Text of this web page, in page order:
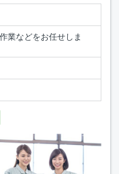
業などをお任せしま